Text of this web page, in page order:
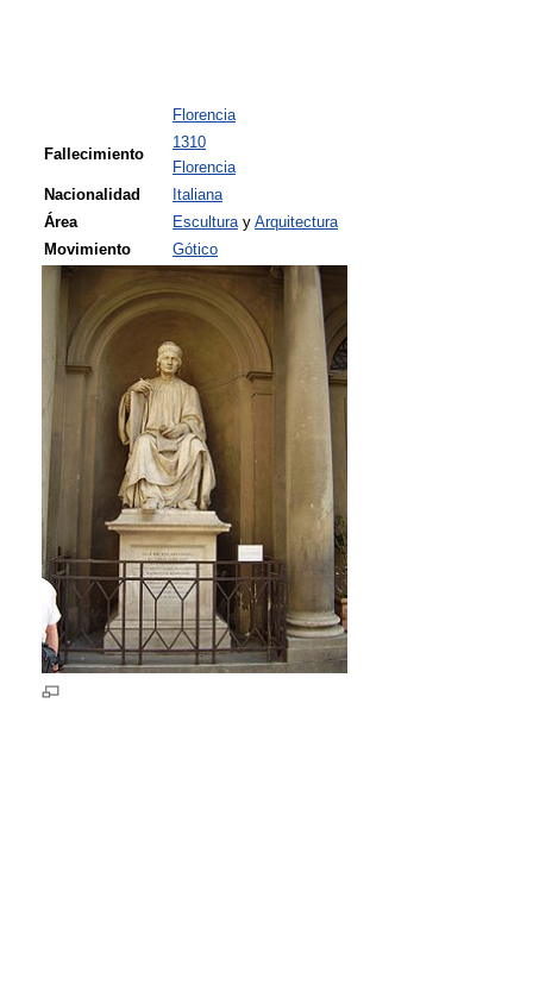
Florencia
Fallecimiento
1310
Florencia
Nacionalidad
Italiana
Área
Esculturay Arquitectura
Movimiento
Gótico